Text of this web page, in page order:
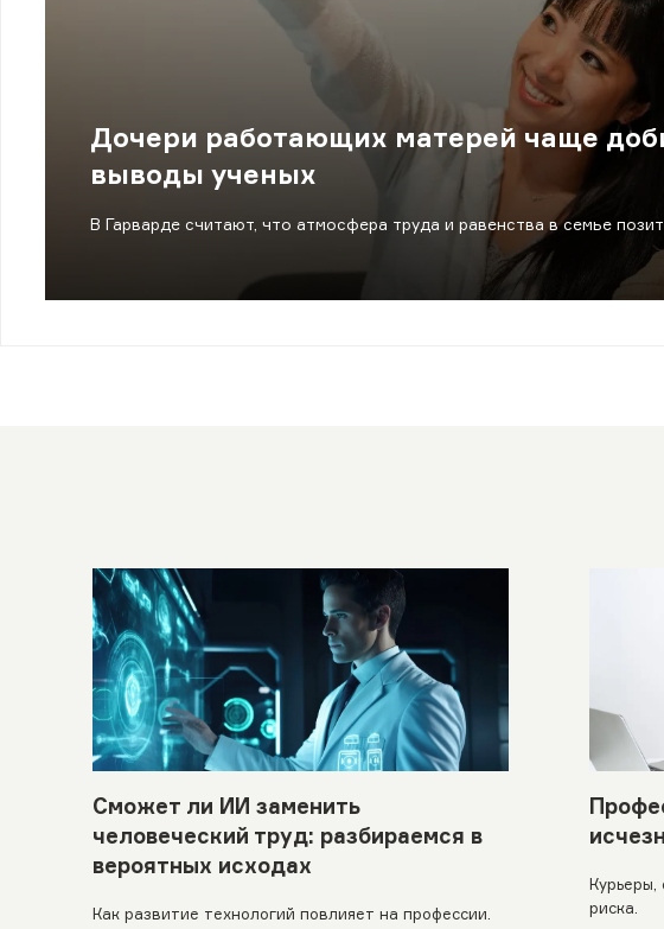
Дочери работающих матерей чаще
выводы ученых
В Гарварде считают, что атмосфера труда и равенства в семье
Сможет ли ИИ заменить
человеческий труд: разбираемся в
вероятных исходах
Как развитие технологий повлияет на профессии.
Курьеры,
риска.